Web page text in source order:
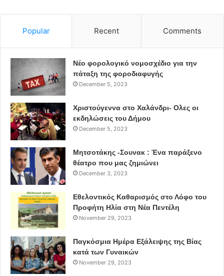
Popular Recent Comments
Νέο φορολογικό νομοσχέδιο για την
πάταξη της φοροδιαφυγής
December 5, 2023
Χριστούγεννα στο Χαλάνδρι- Ολες οι
εκδηλώσεις του Δήμου
December 5, 2023
Μητσοτάκης -Σουνακ : Ένα παράξενο
θέατρο που μας ζημιώνει
December 3, 2023
Εθελοντικός Καθαρισμός στο Λόφο του
Προφήτη Ηλία στη Νέα Πεντέλη
November 29, 2023
Παγκόσμια Ημέρα Εξάλειψης της Βίας
κατά των Γυναικών
November 29, 2023